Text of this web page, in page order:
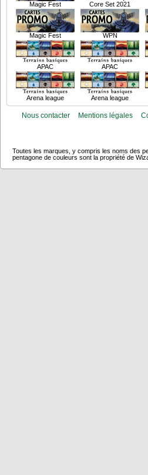
Magic Fest Core Set 2021
Magic Fest WPN
APAC APAC
Arena league Arena league
Nous contacter Mentions légales
Toutes les marques, y compris les noms des
pentagone de couleurs sont la propriété de